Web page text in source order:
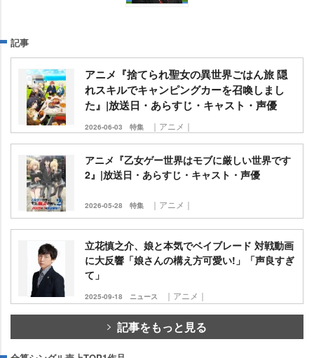
記事
アニメ『捨てられ聖女の異世界ごはん旅 隠
れスキルでキャンピングカーを召喚しまし
た』|放送日・あらすじ・キャスト・声優
2026-06-03 特集 ｜アニメ｜
アニメ『乙女ゲー世界はモブに厳しい世界です
2』|放送日・あらすじ・キャスト・声優
2026-05-28 特集 ｜アニメ｜
立花慎之介、娘と本気でベイブレード 対戦動画
に大反響「娘さんの構え方可愛い!」「声良すぎ
て」
2025-09-18 ニュース ｜アニメ｜
記事をもっと見る